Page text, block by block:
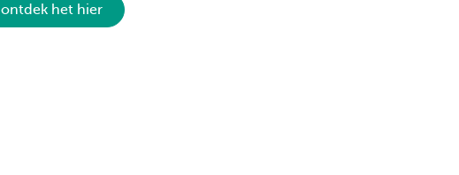
ontdek het hier